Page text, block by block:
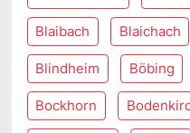
Blaibach Blaichach
Blindheim Böbing
Bockhorn